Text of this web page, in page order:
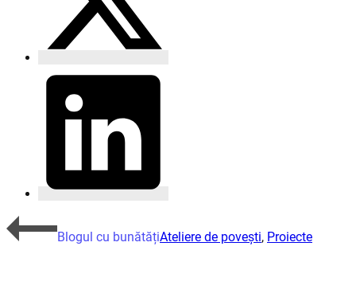
Blogul cu bunătățiAteliere de povești, Proiecte